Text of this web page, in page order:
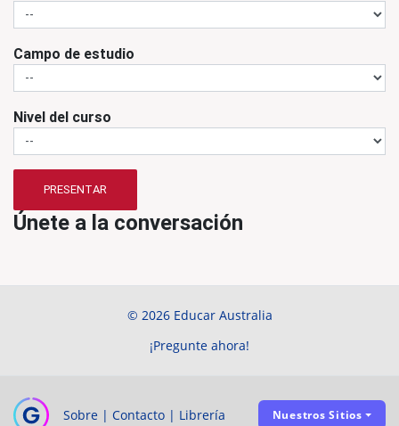
Campo de estudio
Nivel del curso
PRESENTAR
Únete a la conversación
© 2026 Educar Australia
¡Pregunte ahora!
Sobre | Contacto | Librería Nuestros Sitios